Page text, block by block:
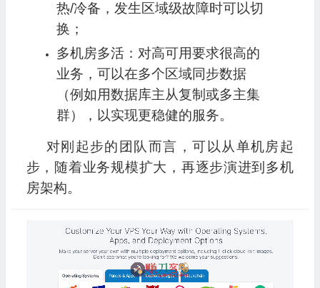
热/冷备，发生区域级故障时可以切
换；
多机房多活：对高可用要求很高的
业务，可以在多个区域同步数据
（例如用数据库主从复制或多主集
群），以实现更稳健的服务。
对刚起步的团队而言，可以从单机房起
步，随着业务规模扩大，再逐步演进到多机
房架构。